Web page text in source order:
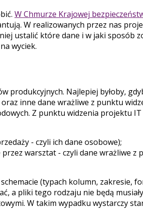
W Chmurze Krajowej
W realizowanych przez nas
ustalić które dane i w jaki sposób
wyciek.
produkcyjnych. Najlepiej byłoby,
inne dane wrażliwe z punktu
Z punktu widzenia projektu
- czyli ich dane osobowe);
warsztat - czyli dane wrażliwe z
(typach kolumn, zakresie,
a pliki tego rodzaju nie będą
W takim wypadku wystarczy